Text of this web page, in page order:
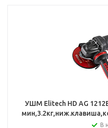
УШМ Elitech HD AG
В